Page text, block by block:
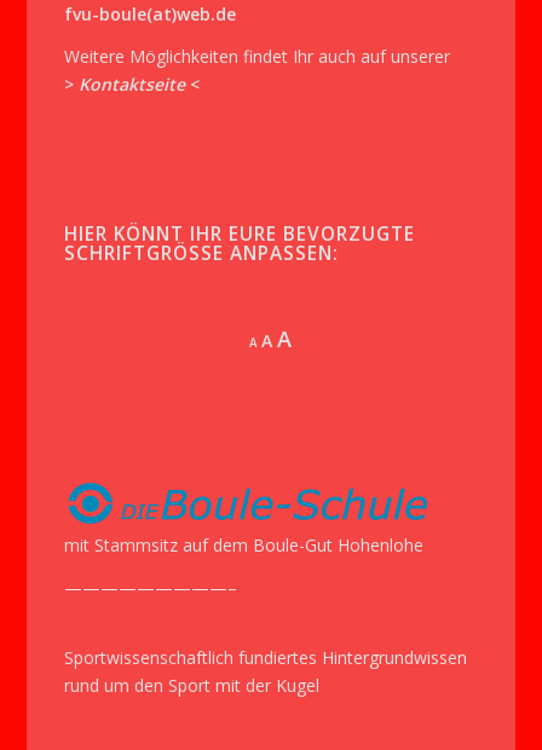
fvu-boule(at)web.de
Weitere Möglichkeiten findet Ihr auch auf unserer
> Kontaktseite <
HIER KÖNNT IHR EURE BEVORZUGTE
SCHRIFTGRÖSSE ANPASSEN:
A Decrease
AReset
AIncrease
mit Stammsitz auf dem Boule-Gut Hohenlohe
—————————–
Sportwissenschaftlich fundiertes Hintergrundwissen
rund um den Sport mit der Kugel